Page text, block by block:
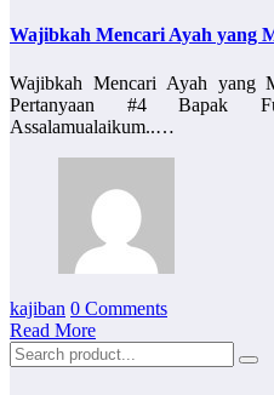
Wajibkah Mencari Ayah yang
Wajibkah Mencari Ayah yang
Pertanyaan #4 Bapak
Assalamualaikum..…
kajiban 0 Comments
Read More